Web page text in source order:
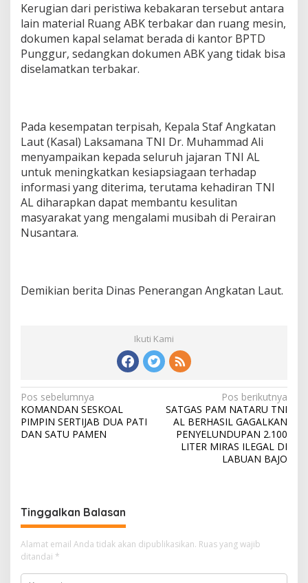
Kerugian dari peristiwa kebakaran tersebut antara
lain material Ruang ABK terbakar dan ruang mesin,
dokumen kapal selamat berada di kantor BPTD
Punggur, sedangkan dokumen ABK yang tidak bisa
diselamatkan terbakar.
Pada kesempatan terpisah, Kepala Staf Angkatan
Laut (Kasal) Laksamana TNI Dr. Muhammad Ali
menyampaikan kepada seluruh jajaran TNI AL
untuk meningkatkan kesiapsiagaan terhadap
informasi yang diterima, terutama kehadiran TNI
AL diharapkan dapat membantu kesulitan
masyarakat yang mengalami musibah di Perairan
Nusantara.
Demikian berita Dinas Penerangan Angkatan Laut.
Ikuti Kami
N
a
v
s
i
p
o
Pos sebelumnya
KOMANDAN SESKOAL
PIMPIN SERTIJAB DUA PATI
DAN SATU PAMEN
Pos berikutnya
SATGAS PAM NATARU TNI
AL BERHASIL GAGALKAN
PENYELUNDUPAN 2.100
LITER MIRAS ILEGAL DI
LABUAN BAJO
Tinggalkan Balasan
Alamat email Anda tidak akan dipublikasikan. Ruas yang wajib
ditandai *